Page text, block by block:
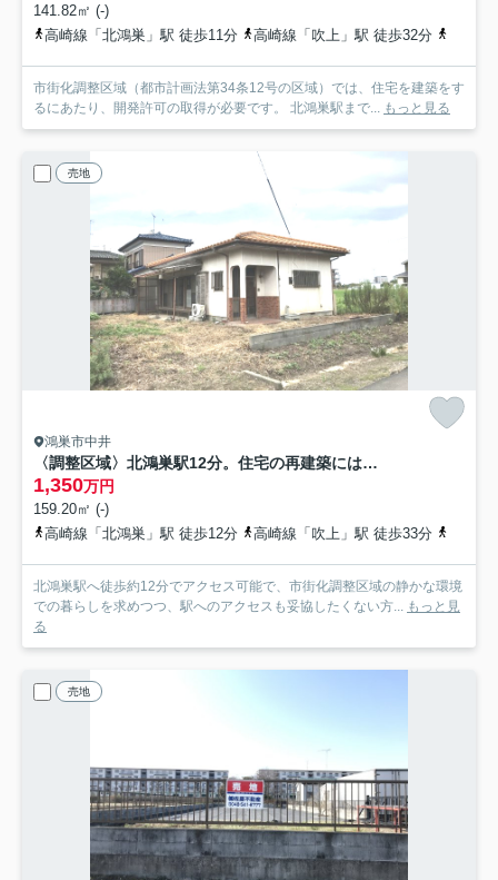
141.82㎡ (-)
高崎線「北鴻巣」駅 徒歩11分
高崎線「吹上」駅 徒歩32分
市街化調整区域（都市計画法第34条12号の区域）では、住宅を建築をす
るにあたり、開発許可の取得が必要です。 北鴻巣駅まで... もっと見る
売地
鴻巣市中井
〈調整区域〉北鴻巣駅12分。住宅の再建築には43条許可取得が必要です
1,350万円
159.20㎡ (-)
高崎線「北鴻巣」駅 徒歩12分
高崎線「吹上」駅 徒歩33分
北鴻巣駅へ徒歩約12分でアクセス可能で、市街化調整区域の静かな環境
での暮らしを求めつつ、駅へのアクセスも妥協したくない方... もっと見
る
売地